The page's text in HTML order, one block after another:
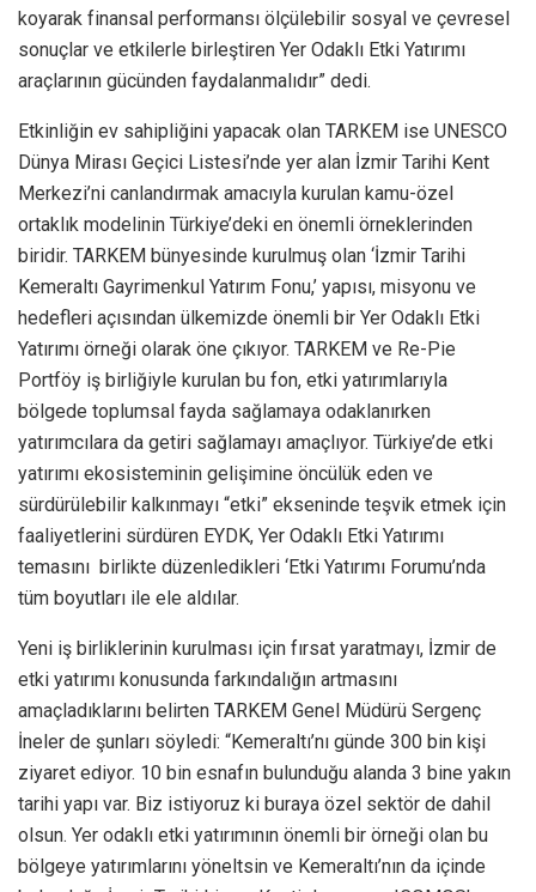
koyarak finansal performansı ölçülebilir sosyal ve çevresel
sonuçlar ve etkilerle birleştiren Yer Odaklı Etki Yatırımı
araçlarının gücünden faydalanmalıdır” dedi.
Etkinliğin ev sahipliğini yapacak olan TARKEM ise UNESCO
Dünya Mirası Geçici Listesi’nde yer alan İzmir Tarihi Kent
Merkezi’ni canlandırmak amacıyla kurulan kamu-özel
ortaklık modelinin Türkiye’deki en önemli örneklerinden
biridir. TARKEM bünyesinde kurulmuş olan ‘İzmir Tarihi
Kemeraltı Gayrimenkul Yatırım Fonu,’ yapısı, misyonu ve
hedefleri açısından ülkemizde önemli bir Yer Odaklı Etki
Yatırımı örneği olarak öne çıkıyor. TARKEM ve Re-Pie
Portföy iş birliğiyle kurulan bu fon, etki yatırımlarıyla
bölgede toplumsal fayda sağlamaya odaklanırken
yatırımcılara da getiri sağlamayı amaçlıyor. Türkiye’de etki
yatırımı ekosisteminin gelişimine öncülük eden ve
sürdürülebilir kalkınmayı “etki” ekseninde teşvik etmek için
faaliyetlerini sürdüren EYDK, Yer Odaklı Etki Yatırımı
temasını birlikte düzenledikleri ‘Etki Yatırımı Forumu’nda
tüm boyutları ile ele aldılar.
Yeni iş birliklerinin kurulması için fırsat yaratmayı, İzmir de
etki yatırımı konusunda farkındalığın artmasını
amaçladıklarını belirten TARKEM Genel Müdürü Sergenç
İneler de şunları söyledi: “Kemeraltı’nı günde 300 bin kişi
ziyaret ediyor. 10 bin esnafın bulunduğu alanda 3 bine yakın
tarihi yapı var. Biz istiyoruz ki buraya özel sektör de dahil
olsun. Yer odaklı etki yatırımının önemli bir örneği olan bu
bölgeye yatırımlarını yöneltsin ve Kemeraltı’nın da içinde